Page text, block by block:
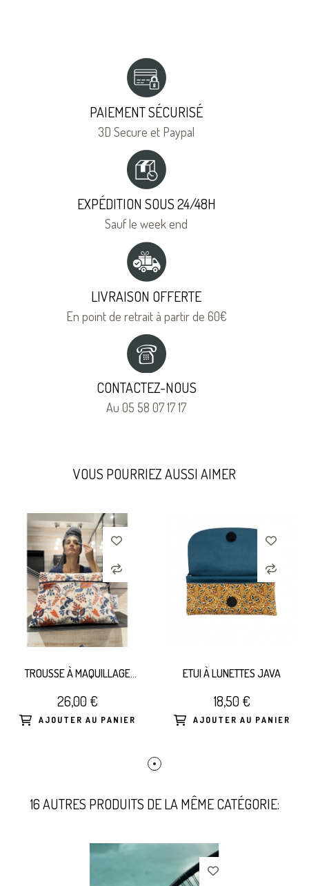
PAIEMENT SÉCURISÉ
3D Secure et Paypal
EXPÉDITION SOUS 24/48H
Sauf le week end
LIVRAISON OFFERTE
En point de retrait à partir de 60€
CONTACTEZ-NOUS
Au 05 58 07 17 17
VOUS POURRIEZ AUSSI AIMER
TROUSSE À MAQUILLAGE
26,00 €
AJOUTER AU PANIER
ETUI À LUNETTES JAVA
18,50 €
AJOUTER AU PANIER
16 AUTRES PRODUITS DE LA MÊME CATÉGORIE: